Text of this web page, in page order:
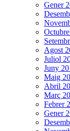
Gener
Octubre
Agost
Juliol
Juny
Maig
Abril
Març
Febrer
Gener